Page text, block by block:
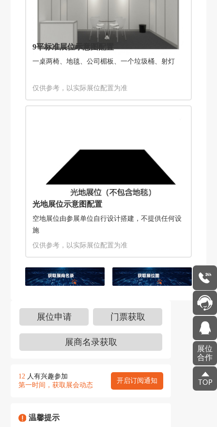
9平标准展位示意图配置
一桌两椅、地毯、公司楣板、一个垃圾桶、射灯
仅供参考，以实际展位配置为准
光地展位示意图配置
空地展位由参展单位自行设计搭建，不提供任何设
施
仅供参考，以实际展位配置为准
展位申请 门票获取
展商名录获取
12 人有兴趣参加
第一时间，获取展会动态
开启订阅通知
温馨提示
展位
合作